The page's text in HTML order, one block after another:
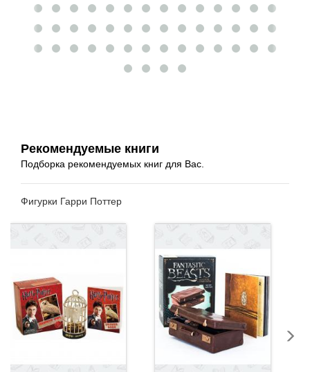
Рекомендуемые книги
Подборка рекомендуемых книг для Вас.
Фигурки Гарри Поттер